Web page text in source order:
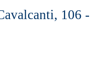
106